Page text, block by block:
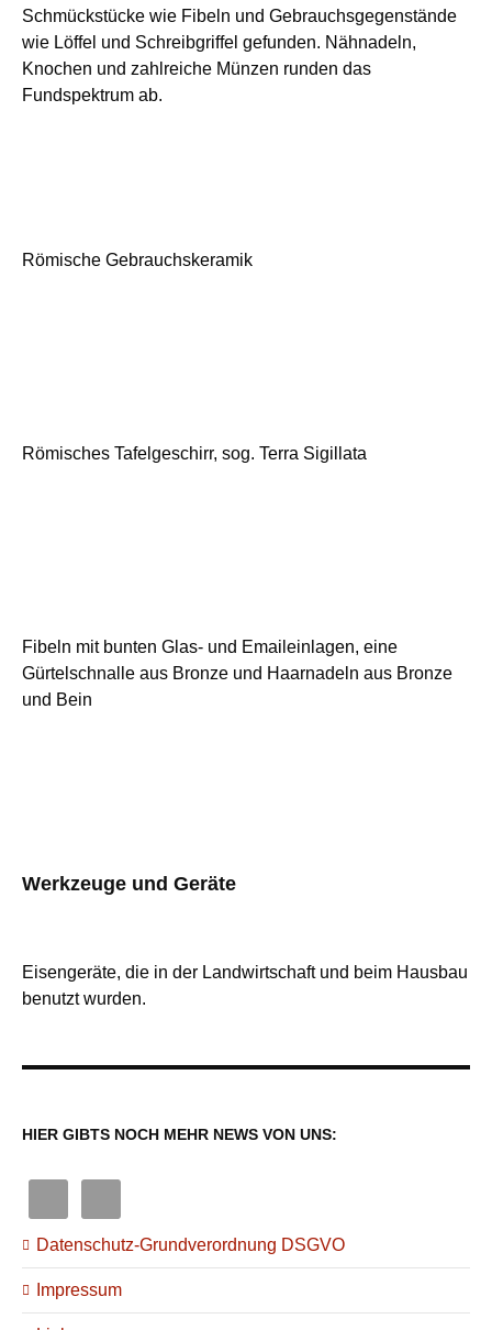
Schmückstücke wie Fibeln und Gebrauchsgegenstände
wie Löffel und Schreibgriffel gefunden. Nähnadeln,
Knochen und zahlreiche Münzen runden das
Fundspektrum ab.
Römische Gebrauchskeramik
Römisches Tafelgeschirr, sog. Terra Sigillata
Fibeln mit bunten Glas- und Emaileinlagen, eine
Gürtelschnalle aus Bronze und Haarnadeln aus Bronze
und Bein
Werkzeuge und Geräte
Eisengeräte, die in der Landwirtschaft und beim Hausbau
benutzt wurden.
HIER GIBTS NOCH MEHR NEWS VON UNS:
Datenschutz-Grundverordnung DSGVO
Impressum